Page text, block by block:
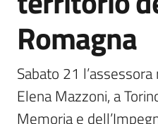
Romagna
Sabato 21
Elena Mazzoni, a
Memoria e